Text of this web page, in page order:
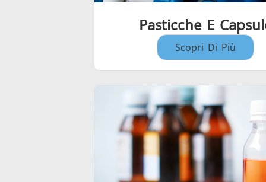
Pasticche E
Scopri Di Più